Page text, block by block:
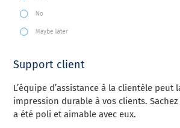
Support client
L’équipe d’assistance à la clientèle peut
impression durable à vos clients.
a été poli et aimable avec eux.